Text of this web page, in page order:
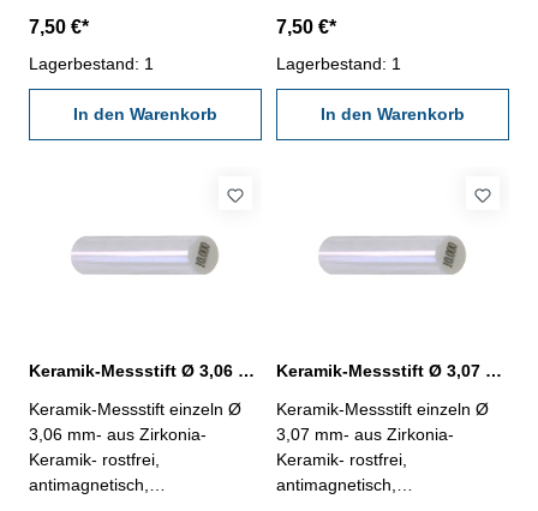
1250- Werkstatt-Ausführung-
Länge 50 mm- Genauigkeit <
± 0,0015 mm- in Kunststoff-
7,50 €*
Lagerbestand: 1
In den Warenkorb
1250- Werkstatt-Ausführung-
Länge 50 mm- Genauigkeit <
± 0,0015 mm- in Kunststoff-
7,50 €*
Lagerbestand: 1
In den Warenkorb
Keramik-Messstift Ø 3,06 mm ± 0,0015 mm
Keramik-Messstift einzeln Ø
3,06 mm- aus Zirkonia-
Keramik- rostfrei,
antimagnetisch,
Keramik-Messstift Ø 3,07 mm ± 0,0015 mm
Keramik-Messstift einzeln Ø
3,07 mm- aus Zirkonia-
Keramik- rostfrei,
antimagnetisch,